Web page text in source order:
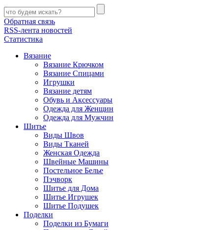
Обратная связь
RSS-лента новостей
Статистика
Вязание
Вязание Крючком
Вязание Спицами
Игрушки
Вязание детям
Обувь и Аксессуары
Одежда для Женщин
Одежда для Мужчин
Шитье
Виды Швов
Виды Тканей
Женская Одежда
Швейные Машины
Постельное Белье
Пэчворк
Шитье для Дома
Шитье Игрушек
Шитье Подушек
Поделки
Поделки из Бумаги